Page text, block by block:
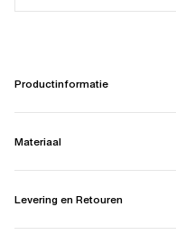
Productinformatie
Materiaal
Levering en Retouren